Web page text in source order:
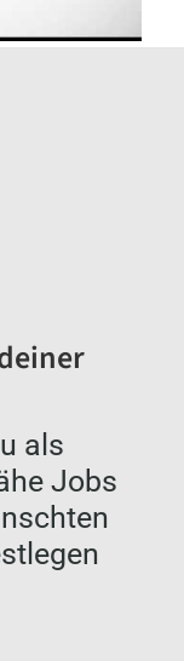
(w/m/d)
als
Jobs